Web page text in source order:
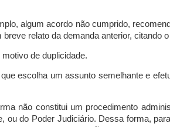
algum acordo não cumprido,
relato da demanda anterior, citando
de duplicidade.
escolha um assunto semelhante e
não constitui um procedimento
do Poder Judiciário. Dessa forma,